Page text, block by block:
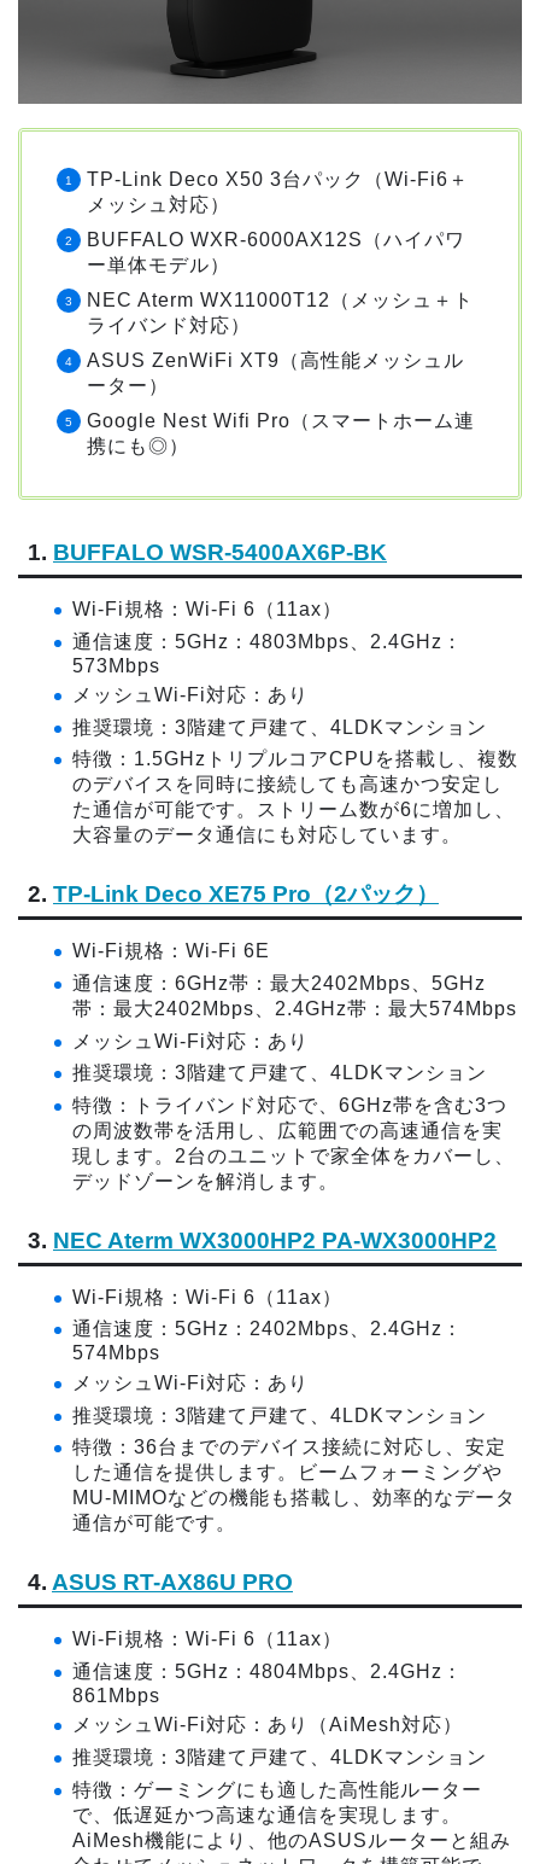
TP-Link Deco X50 3台パック（Wi-Fi6＋
メッシュ対応）
BUFFALO WXR-6000AX12S（ハイパワ
ー単体モデル）
NEC Aterm WX11000T12（メッシュ＋ト
ライバンド対応）
ASUS ZenWiFi XT9（高性能メッシュル
ーター）
Google Nest Wifi Pro（スマートホーム連
携にも◎）
1. BUFFALO WSR-5400AX6P-BK
Wi-Fi規格：Wi-Fi 6（11ax）
通信速度：5GHz：4803Mbps、2.4GHz：
573Mbps
メッシュWi-Fi対応：あり
推奨環境：3階建て戸建て、4LDKマンション
特徴：1.5GHzトリプルコアCPUを搭載し、複数
のデバイスを同時に接続しても高速かつ安定し
た通信が可能です。ストリーム数が6に増加し、
大容量のデータ通信にも対応しています。
2. TP-Link Deco XE75 Pro（2パック）
Wi-Fi規格：Wi-Fi 6E
通信速度：6GHz帯：最大2402Mbps、5GHz
帯：最大2402Mbps、2.4GHz帯：最大574Mbps
メッシュWi-Fi対応：あり
推奨環境：3階建て戸建て、4LDKマンション
特徴：トライバンド対応で、6GHz帯を含む3つ
の周波数帯を活用し、広範囲での高速通信を実
現します。2台のユニットで家全体をカバーし、
デッドゾーンを解消します。
3. NEC Aterm WX3000HP2 PA-WX3000HP2
Wi-Fi規格：Wi-Fi 6（11ax）
通信速度：5GHz：2402Mbps、2.4GHz：
574Mbps
メッシュWi-Fi対応：あり
推奨環境：3階建て戸建て、4LDKマンション
特徴：36台までのデバイス接続に対応し、安定
した通信を提供します。ビームフォーミングや
MU-MIMOなどの機能も搭載し、効率的なデータ
通信が可能です。
4. ASUS RT-AX86U PRO
Wi-Fi規格：Wi-Fi 6（11ax）
通信速度：5GHz：4804Mbps、2.4GHz：
861Mbps
メッシュWi-Fi対応：あり（AiMesh対応）
推奨環境：3階建て戸建て、4LDKマンション
特徴：ゲーミングにも適した高性能ルーター
で、低遅延かつ高速な通信を実現します。
AiMesh機能により、他のASUSルーターと組み